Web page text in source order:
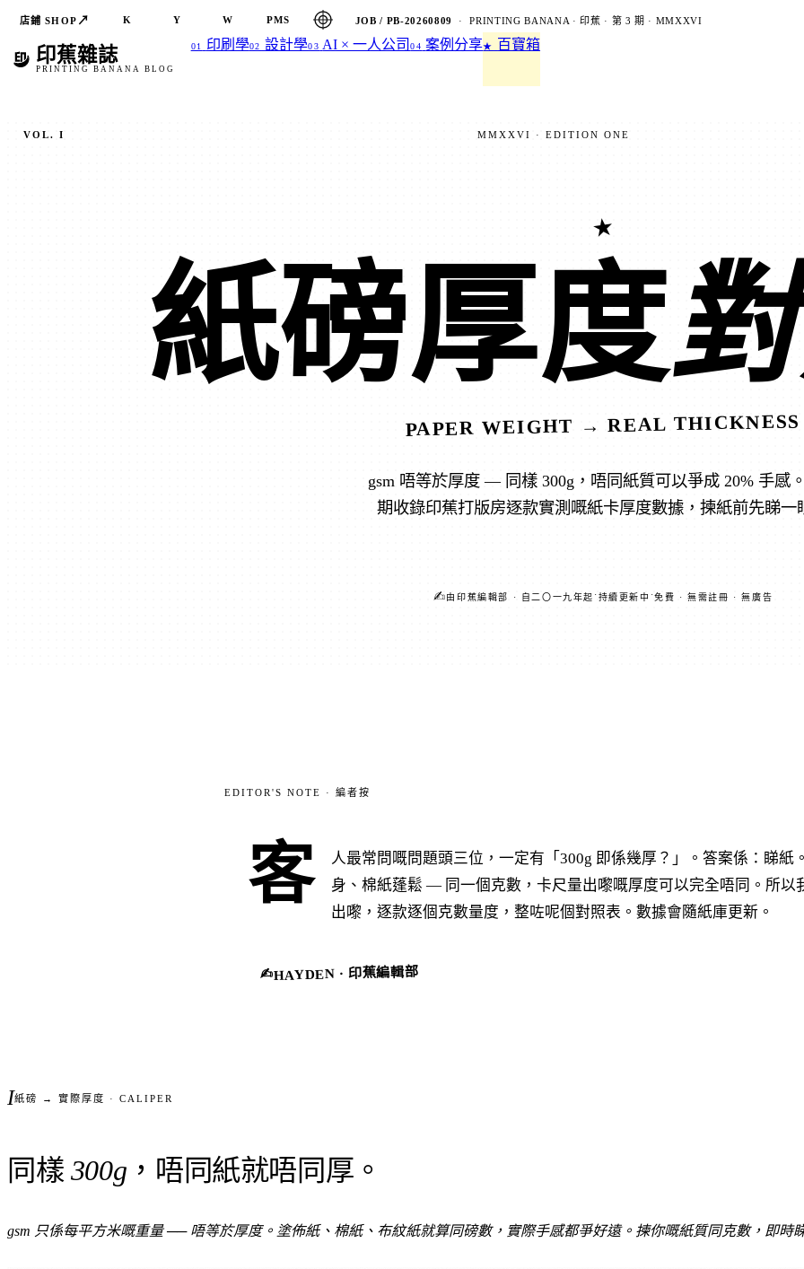
店鋪 SHOP ↗ K Y W PMS JOB / PB-20260809 · PRINTING BANANA · 印蕉 · 第 3 期 · MMXXVI
印蕉雜誌
PRINTING BANANA BLOG
01 印刷學02 設計學03 AI × 一人公司04 案例分享★ 百寶箱
VOL. I MMXXVI · EDITION ONE
★
紙磅厚度
PAPER WEIGHT → REAL THICKNESS
gsm 唔等於厚度 — 同樣 300g，唔同紙質可以爭成 20% 手感
期收錄印蕉打版房逐款實測嘅紙卡厚度數據，揀紙前先睇一
✍︎由印蕉編輯部 · 自二〇一九年起 ·持續更新中 ·免費 · 無需註冊 · 無廣告
EDITOR'S NOTE · 編者按
客
人最常問嘅問題頭三位，一定有「300g 即係幾厚？」。答案係：睇紙
身、棉紙蓬鬆 — 同一個克數，卡尺量出嚟嘅厚度可以完全唔同。所以
出嚟，逐款逐個克數量度，整咗呢個對照表。數據會隨紙庫更新。
✍︎HAYDEN · 印蕉編輯部
紙磅 → 實際厚度 · CALIPER
同樣 300g ，唔同紙就唔同厚。
gsm 只係每平方米嘅重量 ── 唔等於厚度。塗佈紙、棉紙、布紋紙就算同磅數，實際手感都爭好遠。揀你嘅紙質同克數，即時